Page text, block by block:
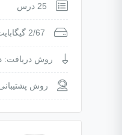
25 درس
2/67 گیگابایت
روش دریافت:
روش